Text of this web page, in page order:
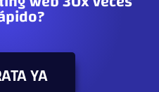
YA